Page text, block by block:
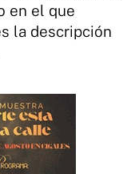
en el que
la descripción